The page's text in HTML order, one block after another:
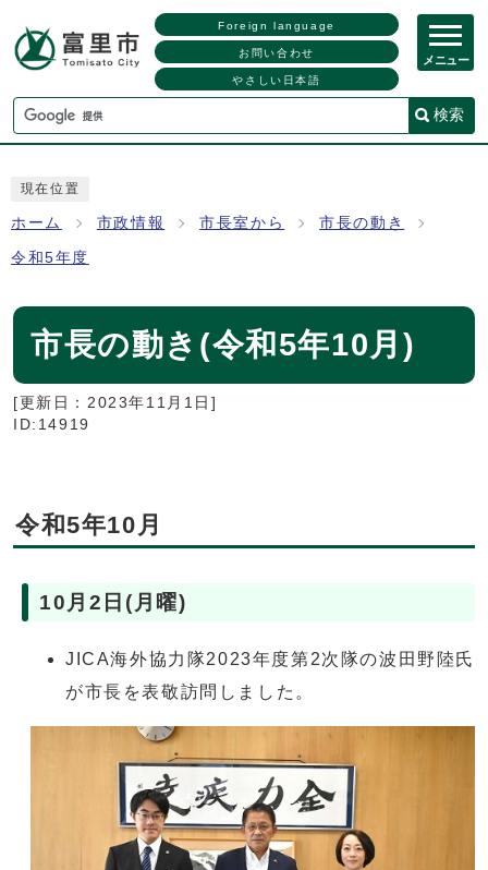
Foreign language
お問い合わせ
やさしい日本語
検索
メニュー
現在位置
ホーム 市政情報 市長室から 市長の動き
令和5年度
市長の動き(令和5年10月)
[更新日： 2023年11月1日 ]
ID:14919
令和5年10月
10月2日(月曜)
JICA海外協力隊2023年度第2次隊の波田野陸氏
が市長を表敬訪問しました。